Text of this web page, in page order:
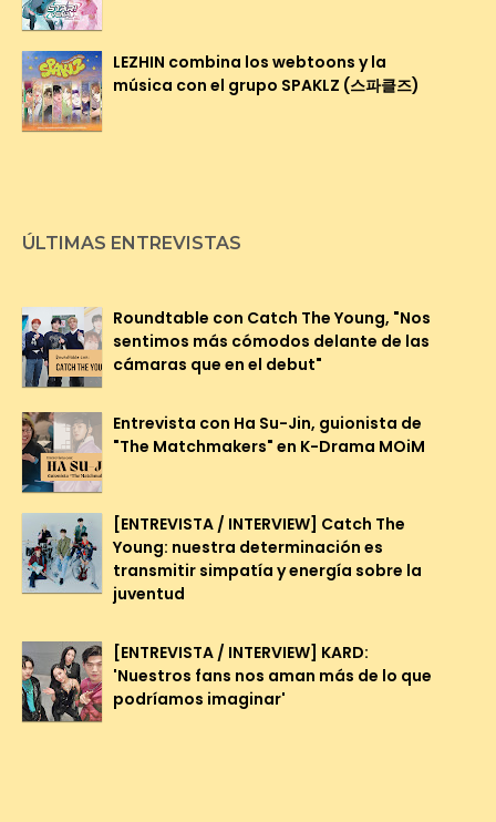
LEZHIN combina los webtoons y la
música con el grupo SPAKLZ (스파클즈)
ÚLTIMAS ENTREVISTAS
Roundtable con Catch The Young, "Nos
sentimos más cómodos delante de las
cámaras que en el debut"
Entrevista con Ha Su-Jin, guionista de
"The Matchmakers" en K-Drama MOiM
[ENTREVISTA / INTERVIEW] Catch The
Young: nuestra determinación es
transmitir simpatía y energía sobre la
juventud
[ENTREVISTA / INTERVIEW] KARD:
'Nuestros fans nos aman más de lo que
podríamos imaginar'